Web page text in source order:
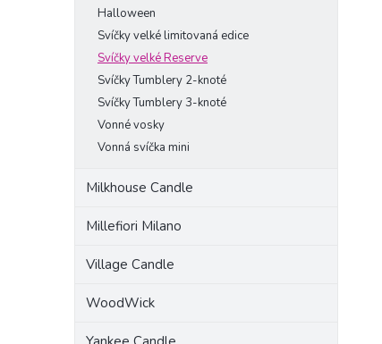
Halloween
Svíčky velké limitovaná edice
Svíčky velké Reserve
Svíčky Tumblery 2-knoté
Svíčky Tumblery 3-knoté
Vonné vosky
Vonná svíčka mini
Milkhouse Candle
Millefiori Milano
Village Candle
WoodWick